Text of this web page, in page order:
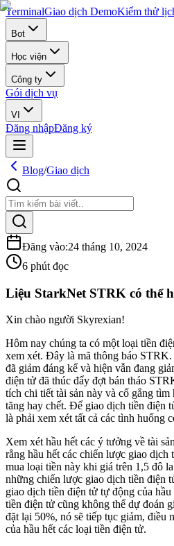
TerminalGiao dịch DemoKiểm thử
Bot
Học viện
Công ty
Gói dịch vụ
VI
Đăng nhậpĐăng ký
Blog/Giao dịch
Đăng vào:24 tháng 10, 2024
6 phút đọc
Liệu StarkNet STRK có thể
Xin chào người Skyrexian!
Hôm nay chúng ta có một loại tiền
xem xét. Đây là mã thông báo
đã giảm đáng kể và hiện vẫn đang
điện tử đã thúc đẩy đợt bán tháo
tích chi tiết tài sản này và cố gắng tìm
tăng hay chết. Để giao dịch tiền điện
là phải xem xét tất cả các tình huống
Xem xét hầu hết các ý tưởng về tài
rằng hầu hết các chiến lược giao dịch
mua loại tiền này khi giá trên 1,5 đô
những chiến lược giao dịch tiền điện
giao dịch tiền điện tử tự động của
tiền điện tử cũng không thể dự đoán
đặt lại 50%, nó sẽ tiếp tục giảm, điều
của hầu hết các loại tiền điện tử.